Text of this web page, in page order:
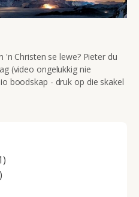
Christen se lewe? Pieter du
(video ongelukkig nie
boodskap - druk op die skakel